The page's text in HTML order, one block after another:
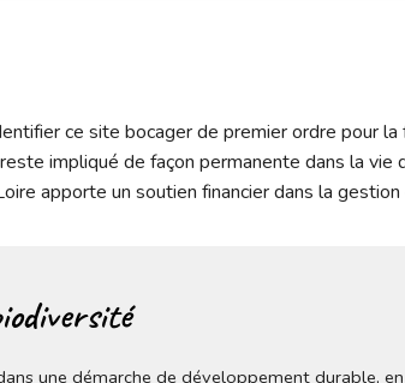
ce site bocager de premier ordre pour
impliqué de façon permanente dans la vie
apporte un soutien financier dans la
une démarche de développement durable,